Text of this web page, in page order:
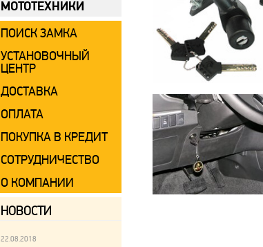
МОТОТЕХНИКИ
ПОИСК ЗАМКА
УСТАНОВОЧНЫЙ
ЦЕНТР
ДОСТАВКА
ОПЛАТА
ПОКУПКА В КРЕДИТ
СОТРУДНИЧЕСТВО
О КОМПАНИИ
НОВОСТИ
22.08.2018